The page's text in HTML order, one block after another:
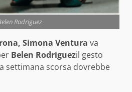
Rodriguez
Simona Ventura va
Belen Rodriguezil gesto
settimana scorsa dovrebbe